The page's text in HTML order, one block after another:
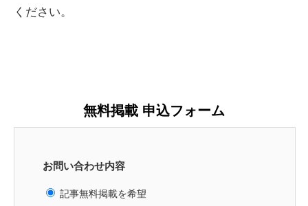
ください。
無料掲載 申込フォーム
お問い合わせ内容
記事無料掲載を希望